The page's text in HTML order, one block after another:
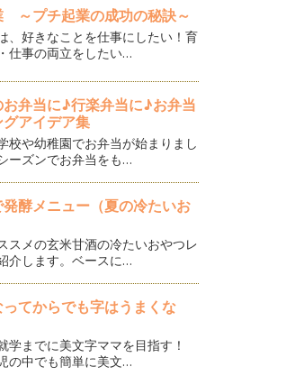
～プチ起業の成功の秘訣～
、好きなことを仕事にしたい！育
仕事の両立をしたい…
お弁当に♪行楽弁当に♪お弁当
アイデア集
校や幼稚園でお弁当が始まりまし
ーズンでお弁当をも…
酵メニュー（夏の冷たいお
スメの玄米甘酒の冷たいおやつレ
介します。ベースに…
てからでも字はうまくな
学までに美文字ママを目指す！
の中でも簡単に美文…